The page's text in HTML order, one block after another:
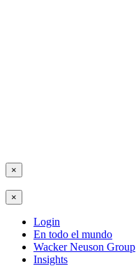
×
×
Login
En todo el mundo
Wacker Neuson Group
Insights